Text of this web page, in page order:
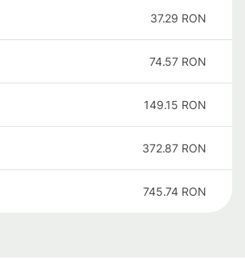
37.29 RON
74.57 RON
149.15 RON
372.87 RON
745.74 RON